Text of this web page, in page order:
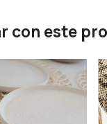
con este